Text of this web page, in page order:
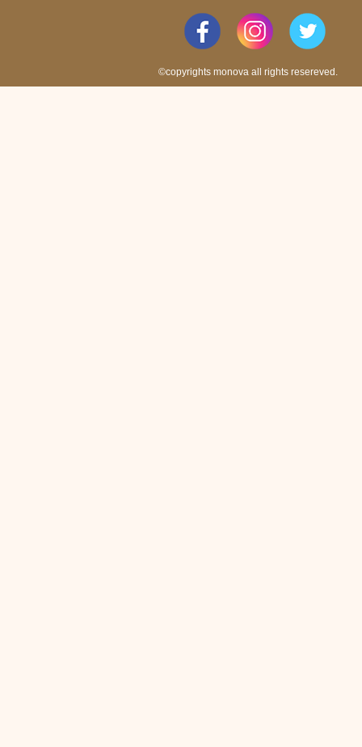
©copyrights monova all rights resereved.